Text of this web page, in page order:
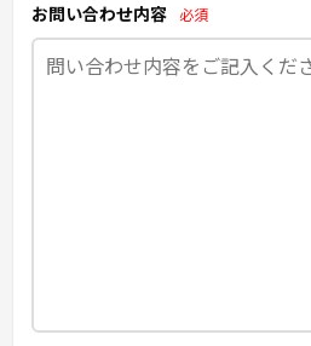
お問い合わせ内容 必須